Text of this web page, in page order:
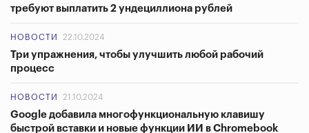
требуют выплатить 2 ундециллиона рублей
НОВОСТИ 22.10.2024
Три упражнения, чтобы улучшить любой рабочий
процесс
НОВОСТИ 21.10.2024
Google добавила многофункциональную клавишу
быстрой вставки и новые функции ИИ в Chromebook